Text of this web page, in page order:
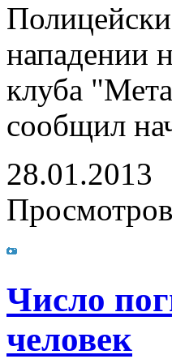
нападении
клуба
сообщил
28.01.2013
Число
человек